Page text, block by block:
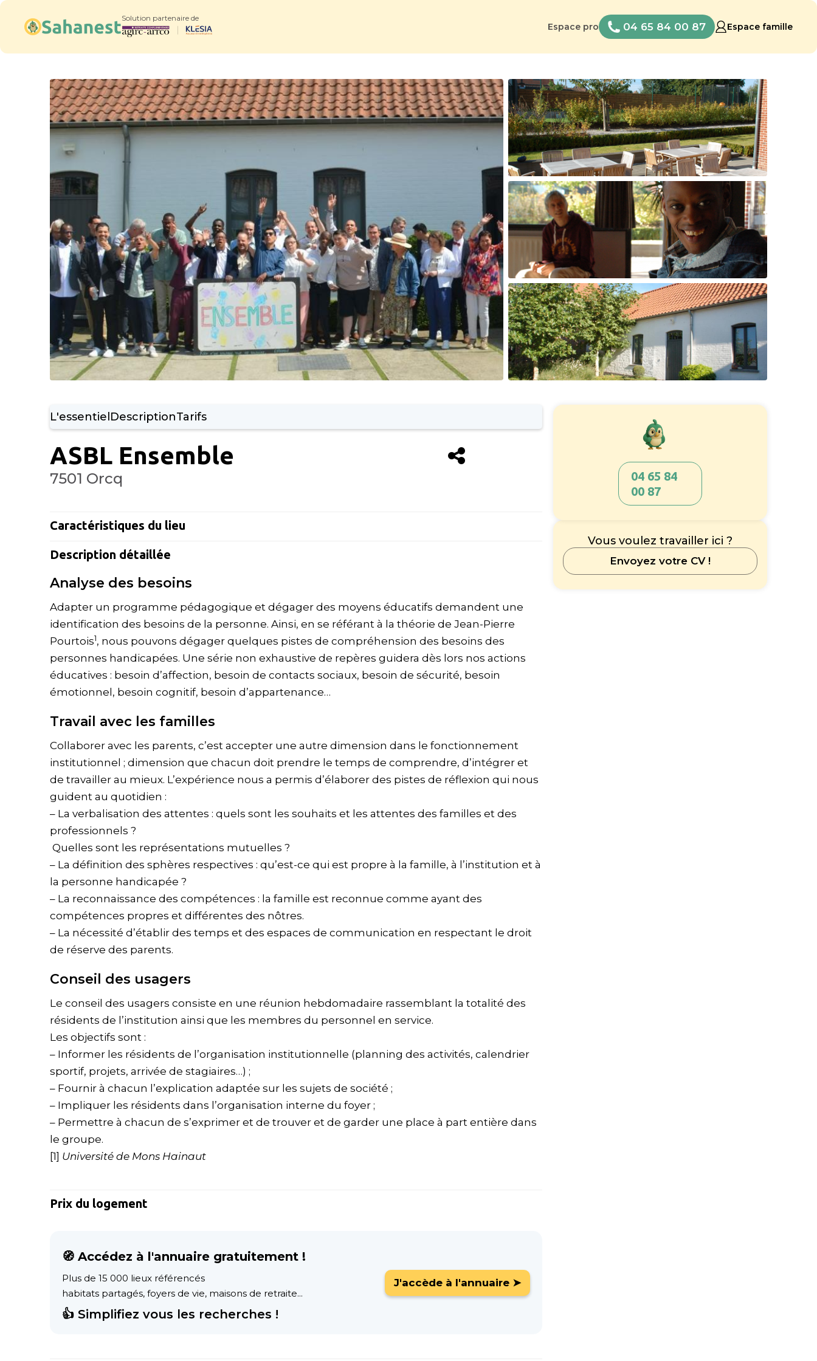
Solution partenaire de
Espace pro 04 65 84 00 87 Espace famille
L'essentielDescriptionTarifs
ASBL Ensemble
7501 Orcq
Caractéristiques du lieu
Description détaillée
Analyse des besoins
Adapter un programme pédagogique et dégager des moyens éducatifs demandent une
identification des besoins de la personne. Ainsi, en se référant à la théorie de Jean-Pierre
Pourtois1, nous pouvons dégager quelques pistes de compréhension des besoins des
personnes handicapées. Une série non exhaustive de repères guidera dès lors nos actions
éducatives : besoin d’affection, besoin de contacts sociaux, besoin de sécurité, besoin
émotionnel, besoin cognitif, besoin d’appartenance…
Travail avec les familles
Collaborer avec les parents, c’est accepter une autre dimension dans le fonctionnement
institutionnel ; dimension que chacun doit prendre le temps de comprendre, d’intégrer et
de travailler au mieux. L’expérience nous a permis d’élaborer des pistes de réflexion qui nous
guident au quotidien :
– La verbalisation des attentes : quels sont les souhaits et les attentes des familles et des
professionnels ?
Quelles sont les représentations mutuelles ?
– La définition des sphères respectives : qu’est-ce qui est propre à la famille, à l’institution et à
la personne handicapée ?
– La reconnaissance des compétences : la famille est reconnue comme ayant des
compétences propres et différentes des nôtres.
– La nécessité d’établir des temps et des espaces de communication en respectant le droit
de réserve des parents.
Conseil des usagers
Le conseil des usagers consiste en une réunion hebdomadaire rassemblant la totalité des
résidents de l’institution ainsi que les membres du personnel en service.
Les objectifs sont :
– Informer les résidents de l’organisation institutionnelle (planning des activités, calendrier
sportif, projets, arrivée de stagiaires…) ;
– Fournir à chacun l’explication adaptée sur les sujets de société ;
– Impliquer les résidents dans l’organisation interne du foyer ;
– Permettre à chacun de s’exprimer et de trouver et de garder une place à part entière dans
le groupe.
​[1] Université de Mons Hainaut
Prix du logement
🧭 Accédez à l'annuaire gratuitement !
Plus de 15 000 lieux référencés
habitats partagés, foyers de vie, maisons de retraite...
👍 Simplifiez vous les recherches !
J'accède à l'annuaire ➤
04 65 84
00 87
Vous voulez travailler ici ?
Envoyez votre CV !